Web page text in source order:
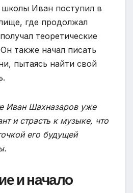
школы Иван поступил в
где продолжал
теоретические
также начал писать
пытаясь найти свой
Иван Шахназаров уже
и страсть к музыке, что
его будущей
и начало